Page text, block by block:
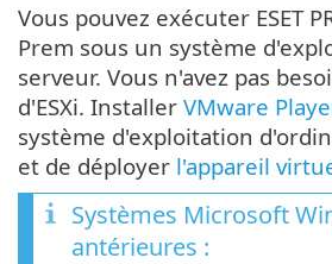
Vous pouvez exécuter ESET
Prem sous un système
serveur. Vous n'avez pas
d'ESXi. Installer VMware
système d'exploitation
et de déployer l'appareil
Systèmes Microsoft
antérieures :